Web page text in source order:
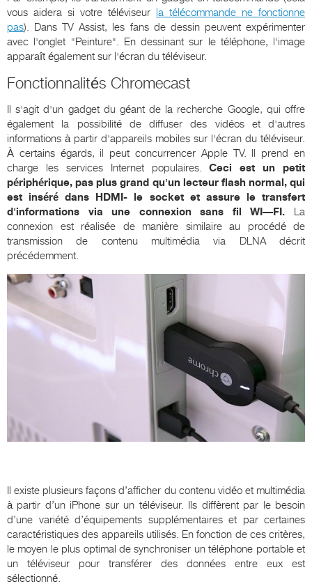
vous aidera si votre téléviseur la télécommande ne fonctionne
pas). Dans TV Assist, les fans de dessin peuvent expérimenter
avec l'onglet "Peinture". En dessinant sur le téléphone, l'image
apparaît également sur l'écran du téléviseur.
Fonctionnalités Chromecast
Il s'agit d'un gadget du géant de la recherche Google, qui offre
également la possibilité de diffuser des vidéos et d'autres
informations à partir d'appareils mobiles sur l'écran du téléviseur.
À certains égards, il peut concurrencer Apple TV. Il prend en
charge les services Internet populaires.Ceci est un petit
périphérique, pas plus grand qu'un lecteur flash normal, qui
est inséré dans HDMI- le socket et assure le transfert
d'informations via une connexion sans filWI—FI. La
connexion est réalisée de manière similaire au procédé de
transmission de contenu multimédia via DLNA décrit
précédemment.
Il existe plusieurs façons d’afficher du contenu vidéo et multimédia
à partir d’un iPhone sur un téléviseur. Ils diffèrent par le besoin
d’une variété d’équipements supplémentaires et par certaines
caractéristiques des appareils utilisés. En fonction de ces critères,
le moyen le plus optimal de synchroniser un téléphone portable et
un téléviseur pour transférer des données entre eux est
sélectionné.